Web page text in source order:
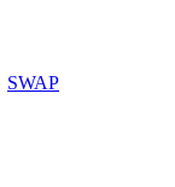
SWAP